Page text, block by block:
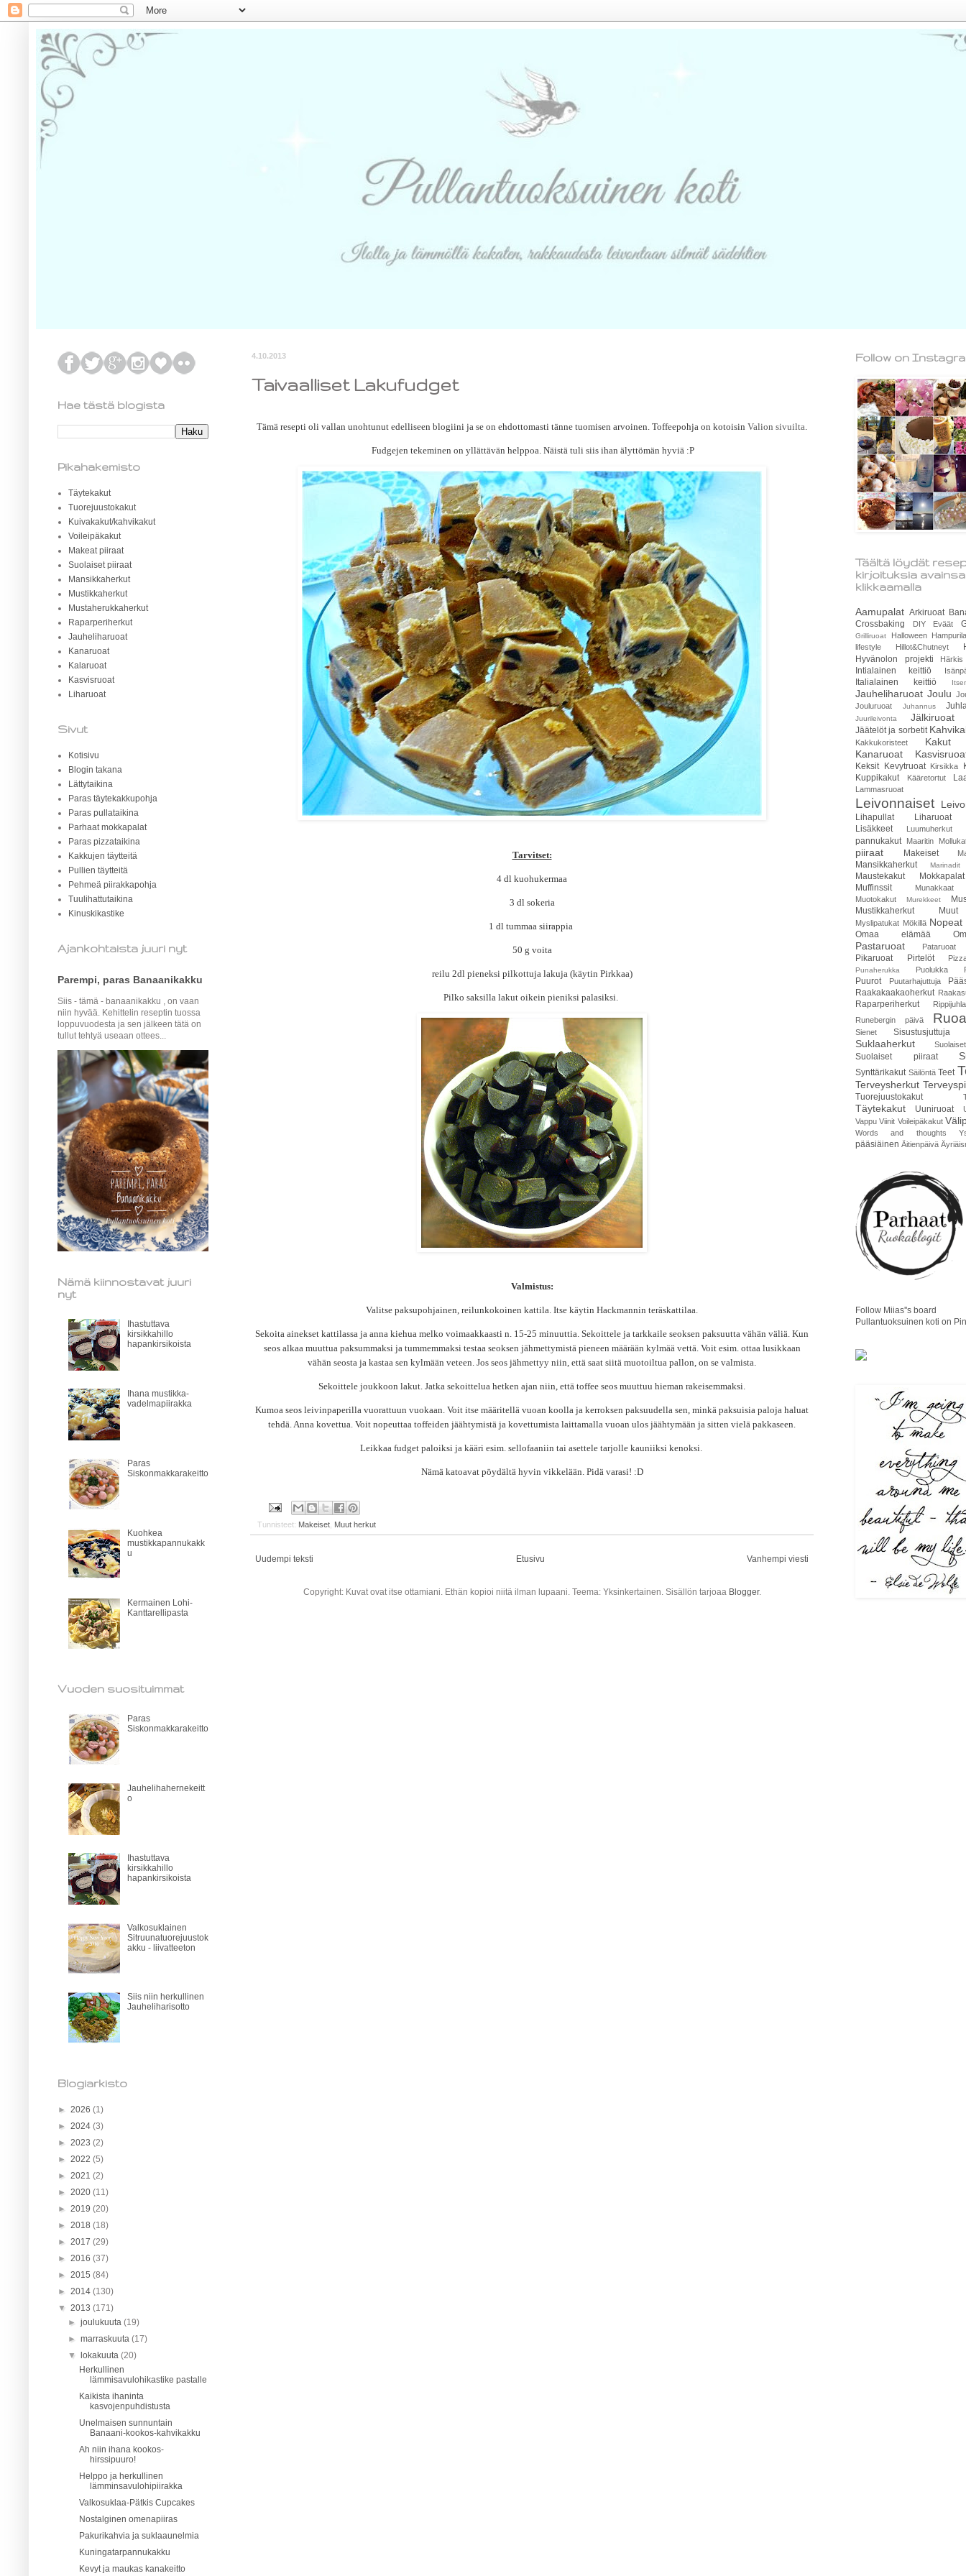
4.10.2013
Taivaalliset Lakufudget
Tämä resepti oli vallan unohtunut edelliseen blogiini ja se on ehdottomasti tänne tuomisen arvoinen. Toffeepohja on kotoisin Valion sivuilta.
Fudgejen tekeminen on yllättävän helppoa. Näistä tuli siis ihan älyttömän hyviä :P
Tarvitset:
4 dl kuohukermaa
3 dl sokeria
1 dl tummaa siirappia
50 g voita
reilu 2dl pieneksi pilkottuja lakuja (käytin Pirkkaa)
Pilko saksilla lakut oikein pieniksi palasiksi.
Valmistus:
Valitse paksupohjainen, reilunkokoinen kattila. Itse käytin Hackmannin teräskattilaa.
Sekoita ainekset kattilassa ja anna kiehua melko voimaakkaasti n. 15-25 minuuttia. Sekoittele ja tarkkaile seoksen paksuutta vähän väliä. Kun
seos alkaa muuttua paksummaksi ja tummemmaksi testaa seoksen jähmettymistä pieneen määrään kylmää vettä. Voit esim. ottaa lusikkaan
vähän seosta ja kastaa sen kylmään veteen. Jos seos jähmettyy niin, että saat siitä muotoiltua pallon, on se valmista.
Sekoittele joukkoon lakut. Jatka sekoittelua hetken ajan niin, että toffee seos muuttuu hieman rakeisemmaksi.
Kumoa seos leivinpaperilla vuorattuun vuokaan. Voit itse määritellä vuoan koolla ja kerroksen paksuudella sen, minkä paksuisia paloja haluat
tehdä. Anna kovettua. Voit nopeuttaa toffeiden jäähtymistä ja kovettumista laittamalla vuoan ulos jäähtymään ja sitten vielä pakkaseen.
Leikkaa fudget paloiksi ja kääri esim. sellofaaniin tai asettele tarjolle kauniiksi kenoksi.
Nämä katoavat pöydältä hyvin vikkelään. Pidä varasi! :D
Tunnisteet: Makeiset Muut herkut
Uudempi teksti Vanhempi viesti
Etusivu
Copyright: Kuvat ovat itse ottamiani. Ethän kopioi niitä ilman lupaani. Teema: Yksinkertainen. Sisällön tarjoaa Blogger.
Hae tästä blogista
Pikahakemisto
Täytekakut
Tuorejuustokakut
Kuivakakut/kahvikakut
Voileipäkakut
Makeat piiraat
Suolaiset piiraat
Mansikkaherkut
Mustikkaherkut
Mustaherukkaherkut
Raparperiherkut
Jauheliharuoat
Kanaruoat
Kalaruoat
Kasvisruoat
Liharuoat
Sivut
Kotisivu
Blogin takana
Lättytaikina
Paras täytekakkupohja
Paras pullataikina
Parhaat mokkapalat
Paras pizzataikina
Kakkujen täytteitä
Pullien täytteitä
Pehmeä piirakkapohja
Tuulihattutaikina
Kinuskikastike
Ajankohtaista juuri nyt
Parempi, paras Banaanikakku
Siis - tämä - banaanikakku , on vaan
niin hyvää. Kehittelin reseptin tuossa
loppuvuodesta ja sen jälkeen tätä on
tullut tehtyä useaan ottees...
Nämä kiinnostavat juuri
nyt
Ihastuttava
kirsikkahillo
hapankirsikoista
Ihana mustikka-
vadelmapiirakka
Paras
Siskonmakkarakeitto
Kuohkea
mustikkapannukakk
u
Kermainen Lohi-
Kanttarellipasta
Vuoden suosituimmat
Paras
Siskonmakkarakeitto
Jauhelihahernekeitt
o
Ihastuttava
kirsikkahillo
hapankirsikoista
Valkosuklainen
Sitruunatuorejuustok
akku - liivatteeton
Siis niin herkullinen
Jauheliharisotto
Blogiarkisto
► 2026 (1)
► 2024 (3)
► 2023 (2)
► 2022 (5)
► 2021 (2)
► 2020 (11)
► 2019 (20)
► 2018 (18)
► 2017 (29)
► 2016 (37)
► 2015 (84)
► 2014 (130)
▼ 2013 (171)
►joulukuuta(19)
►marraskuuta(17)
▼lokakuuta(20)
Herkullinen
lämmisavulohikastike pastalle
Kaikista ihaninta
kasvojenpuhdistusta
Unelmaisen sunnuntain
Banaani-kookos-kahvikakku
Ah niin ihana kookos-
hirssipuuro!
Helppo ja herkullinen
lämminsavulohipiirakka
Valkosuklaa-Pätkis Cupcakes
Nostalginen omenapiiras
Pakurikahvia ja suklaaunelmia
Kuningatarpannukakku
Kevyt ja maukas kanakeitto
Follow on
Täältä löydät
kirjoituksia
klikkaamalla
Aamupalat Arkiruoat
Crossbaking
DIY Eväät
Grilliruoat Halloween
lifestyle
Hillot&Chutneyt
Hyvänolon projekti
Härkis
Intialainen keittiö
Italialainen keittiö
Jauheliharuoat Joulu
Jouluruoat
Juhannus
Juurileivonta Jälkiruoat
Jäätelöt ja sorbetit
Kakkukoristeet
Kakut
Kanaruoat
Keksit Kevytruoat Kirsikka
Kuppikakut
Kääretortut
Lammasruoat
Leivonnaiset
Lihapullat
Liharuoat
Lisäkkeet
Luumuherkut
pannukakut Maaritin
piiraat Makeiset
Mansikkaherkut Marinadit
Maustekakut
Mokkapalat
Muffinssit
Munakkaat
Muotokakut
Murekkeet
Mustikkaherkut
Myslipatukat Mökillä
Omaa elämää
Pastaruoat Pataruoat
Pikaruoat Pirtelöt
Punaherukka Puolukka
Puurot Puutarhajuttuja
Raakakaakaoherkut
Raparperiherkut
Runebergin päivä
Sienet Sisustusjuttuja
Suklaaherkut
Suolaiset piiraat
Synttärikakut Säilöntä Teet
Terveysherkut
Tuorejuustokakut
Täytekakut Uuniruoat
Vappu Viinit Voileipäkakut
Words and thoughts
pääsiäinen Äitienpäivä
Follow Miias''s board
Pullantuoksuinen koti on